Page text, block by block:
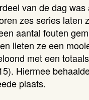
van de dag
zes series laten
aantal fouten
lieten ze een
met een
Hiermee
plaats.